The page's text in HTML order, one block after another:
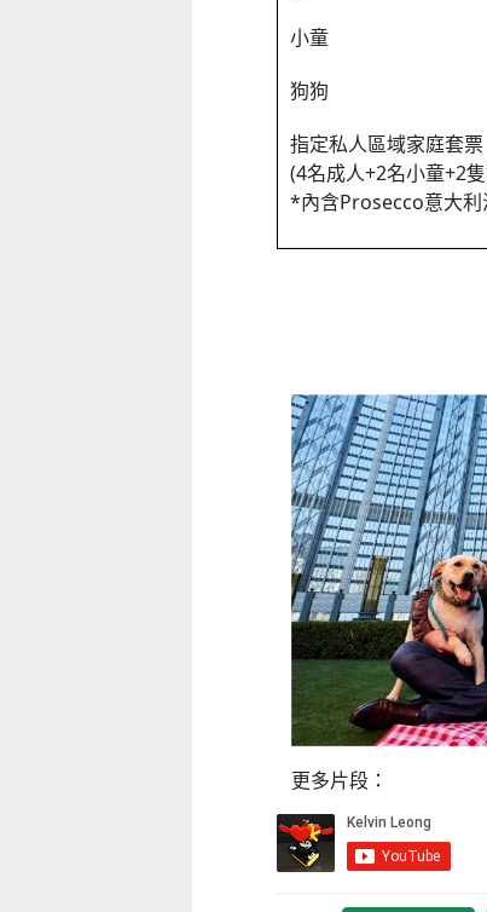
小童
狗狗
指定私人區域家庭套票
(4名成人+2名小童+2
*內含Prosecco意大利
更多片段：
小眼晴「聽」大
2026-07-11 至